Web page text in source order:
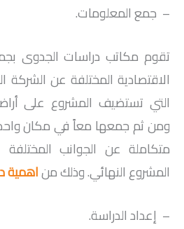
– جمع المعلومات.
تقوم مكاتب دراسات الجدوى
الاقتصادية المختلفة عن الشركة
التي تستضيف المشروع على
ومن ثم جمعها معاً في مكان
متكاملة عن الجوانب
المشروع النهائي. وذلك مناهمية
– إعداد الدراسة.